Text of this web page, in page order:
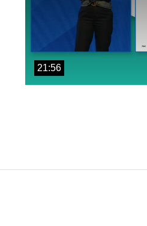
21:56